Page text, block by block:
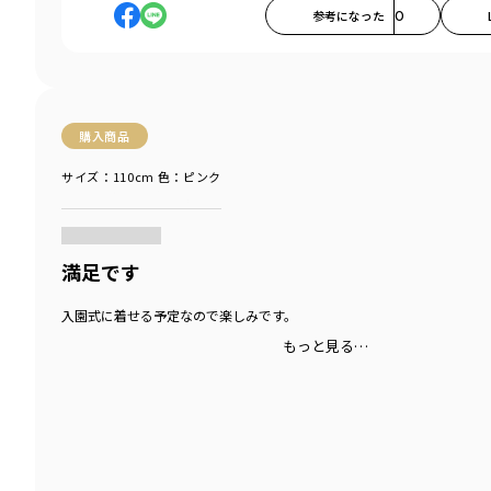
参考になった 0
購入商品
サイズ：110cm 色：ピンク
満足です
入園式に着せる予定なので楽しみです。
もっと見る…